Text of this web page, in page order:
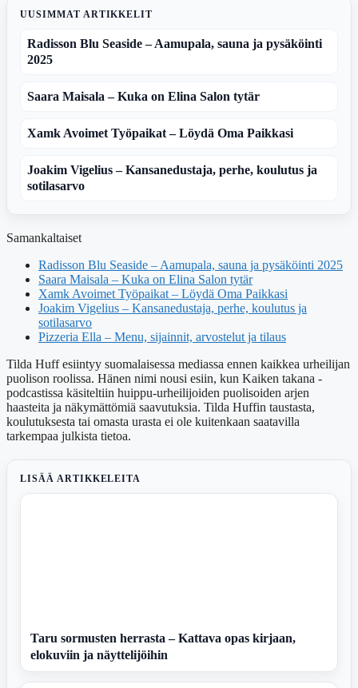
UUSIMMAT ARTIKKELIT
Radisson Blu Seaside – Aamupala, sauna ja pysäköinti
2025
Saara Maisala – Kuka on Elina Salon tytär
Xamk Avoimet Työpaikat – Löydä Oma Paikkasi
Joakim Vigelius – Kansanedustaja, perhe, koulutus ja
sotilasarvo
Samankaltaiset
Radisson Blu Seaside – Aamupala, sauna ja pysäköinti 2025
Saara Maisala – Kuka on Elina Salon tytär
Xamk Avoimet Työpaikat – Löydä Oma Paikkasi
Joakim Vigelius – Kansanedustaja, perhe, koulutus ja
sotilasarvo
Pizzeria Ella – Menu, sijainnit, arvostelut ja tilaus
Tilda Huff esiintyy suomalaisessa mediassa ennen kaikkea urheilijan
puolison roolissa. Hänen nimi nousi esiin, kun Kaiken takana -
podcastissa käsiteltiin huippu-urheilijoiden puolisoiden arjen
haasteita ja näkymättömiä saavutuksia. Tilda Huffin taustasta,
koulutuksesta tai omasta urasta ei ole kuitenkaan saatavilla
tarkempaa julkista tietoa.
LISÄÄ ARTIKKELEITA
Taru sormusten herrasta – Kattava opas kirjaan,
elokuviin ja näyttelijöihin